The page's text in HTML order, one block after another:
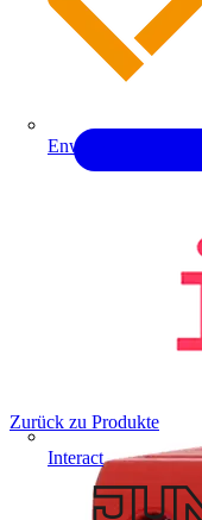
Enwitec
Interact
Zurück zu Produkte